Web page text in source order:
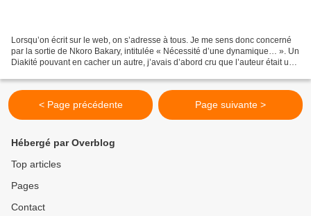
Lorsqu’on écrit sur le web, on s’adresse à tous. Je me sens donc concerné
par la sortie de Nkoro Bakary, intitulée « Nécessité d’une dynamique… ». Un
Diakité pouvant en cacher un autre, j’avais d’abord cru que l’auteur était un
< Page précédente Page suivante >
Hébergé par Overblog
Top articles
Pages
Contact